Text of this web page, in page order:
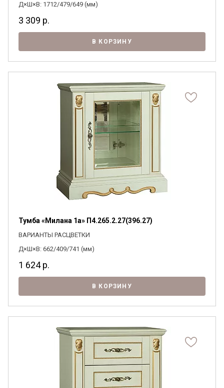
Д×Ш×В: 1712/479/649 (мм)
3 309 р.
В КОРЗИНУ
Тумба «Милана 1а» П4.265.2.27(396.27)
ВАРИАНТЫ РАСЦВЕТКИ
Д×Ш×В: 662/409/741 (мм)
1 624р.
В КОРЗИНУ